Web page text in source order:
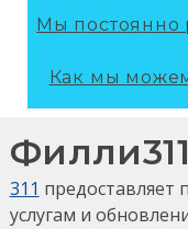
Мы постоянно
Как мы
Филли311
311 предоставляет
услугам и